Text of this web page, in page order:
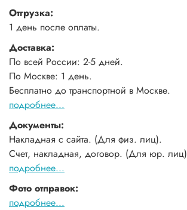
Отгрузка:
1 день после оплаты.
Доставка:
По всей России: 2-5 дней.
По Москве: 1 день.
Бесплатно до транспортной в Москве.
подробнее...
Документы:
Накладная с сайта. (Для физ. лиц).
Счет, накладная, договор. (Для юр. лиц)
подробнее...
Фото отправок:
подробнее...